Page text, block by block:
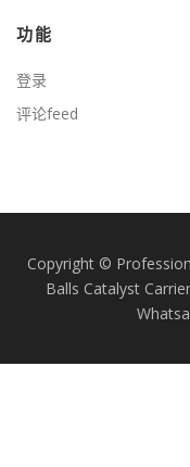
功能
登录
评论feed
Copyright ©
Balls Catalyst